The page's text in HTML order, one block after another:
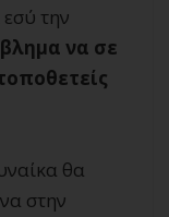
την
να σε
θα
στην